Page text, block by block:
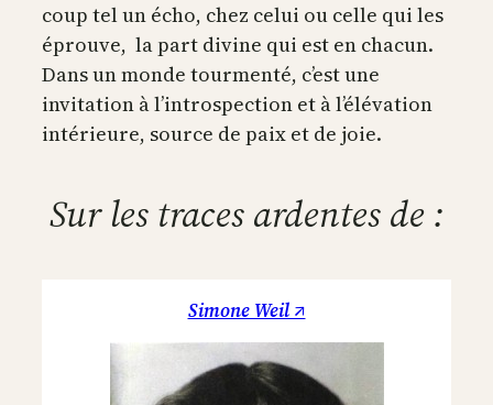
coup tel un écho, chez celui ou celle qui les
éprouve, la part divine qui est en chacun.
Dans un monde tourmenté, c’est une
invitation à l’introspection et à l’élévation
intérieure, source de paix et de joie.
Sur les traces ardentes de :
Simone Weil ↗